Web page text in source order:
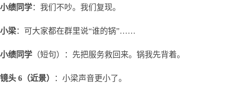
小绩同学：我们不吵。我们复现。
小梁：可大家都在群里说“谁的锅”……
小绩同学 （短句）：先把服务救回来。锅我先背着。
镜头 6（近景） ：小梁声音更小了。